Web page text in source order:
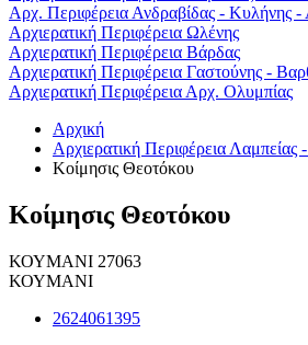
Αρχ. Περιφέρεια Ανδραβίδας - Κυλήνης -
Αρχιερατική Περιφέρεια Ωλένης
Αρχιερατική Περιφέρεια Βάρδας
Αρχιερατική Περιφέρεια Γαστούνης -
Αρχιερατική Περιφέρεια Αρχ. Ολυμπίας
Αρχική
Αρχιερατική Περιφέρεια
Κοίμησις Θεοτόκου
Κοίμησις Θεοτόκου
ΚΟΥΜΑΝΙ 27063
ΚΟΥΜΑΝΙ
2624061395